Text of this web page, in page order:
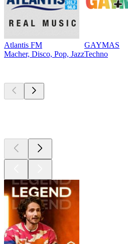
Atlantis FM
Macher, Disco, Pop, Jazz
GAYMAS
Techno